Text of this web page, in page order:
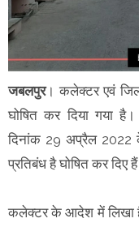
जबलपुर। कलेक्टर एवं
घोषित कर दिया गया
दिनांक 29 अप्रैल
प्रतिबंध है घोषित कर दिए
कलेक्टर के आदेश में लिखा